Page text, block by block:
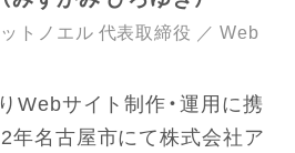
トノエル 代表取締役 ／ Web
Webサイト制作・運用に携
年名古屋市にて株式会社ア